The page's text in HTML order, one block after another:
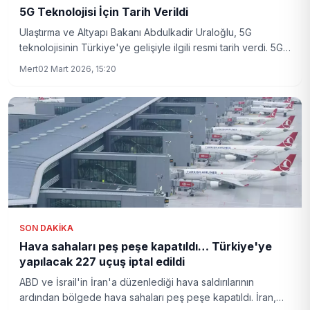
5G Teknolojisi İçin Tarih Verildi
Ulaştırma ve Altyapı Bakanı Abdulkadir Uraloğlu, 5G
teknolojisinin Türkiye'ye gelişiyle ilgili resmi tarih verdi. 5G
Mert02 Mart 2026, 15:20
SON DAKIKA
Hava sahaları peş peşe kapatıldı… Türkiye'ye
yapılacak 227 uçuş iptal edildi
ABD ve İsrail'in İran'a düzenlediği hava saldırılarının
ardından bölgede hava sahaları peş peşe kapatıldı. İran,